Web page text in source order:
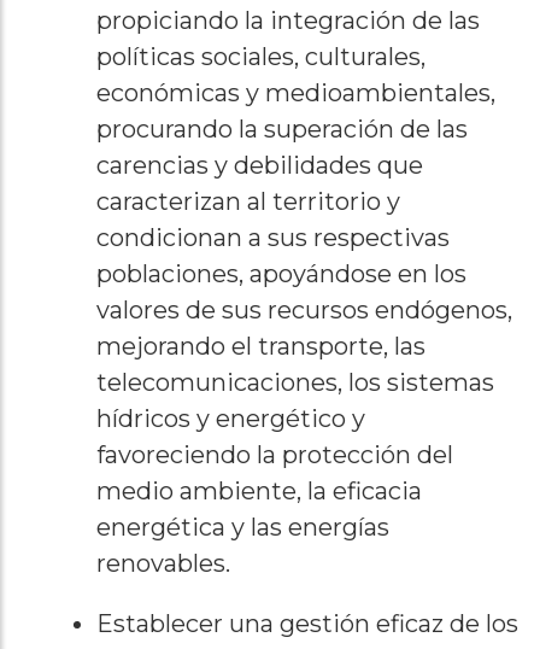
propiciando la integración de las
políticas sociales, culturales,
económicas y medioambientales,
procurando la superación de las
carencias y debilidades que
caracterizan al territorio y
condicionan a sus respectivas
poblaciones, apoyándose en los
valores de sus recursos endógenos,
mejorando el transporte, las
telecomunicaciones, los sistemas
hídricos y energético y
favoreciendo la protección del
medio ambiente, la eficacia
energética y las energías
renovables.
Establecer una gestión eficaz de los